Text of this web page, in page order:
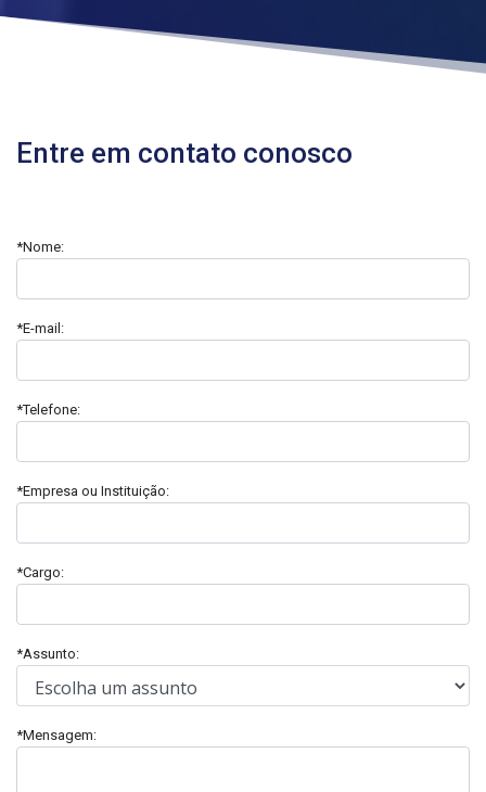
Entre em contato conosco
*Nome:
*E-mail:
*Telefone:
*Empresa ou Instituição:
*Cargo:
*Assunto:
*Mensagem: